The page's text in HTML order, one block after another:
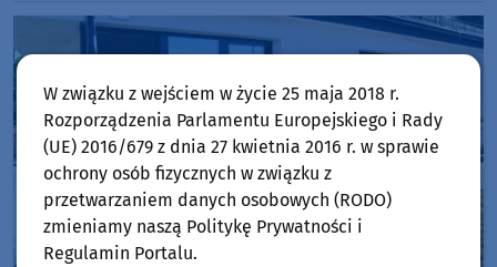
W związku z wejściem w życie 25 maja 2018 r.
Rozporządzenia Parlamentu Europejskiego i Rady
(UE) 2016/679 z dnia 27 kwietnia 2016 r. w sprawie
ochrony osób fizycznych w związku z
przetwarzaniem danych osobowych (RODO)
zmieniamy naszą Politykę Prywatności i
Regulamin Portalu.